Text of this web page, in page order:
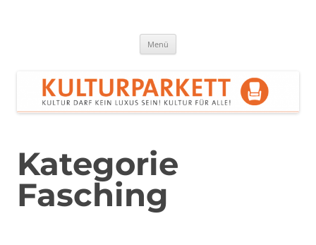
Menü
Kategorie
Fasching